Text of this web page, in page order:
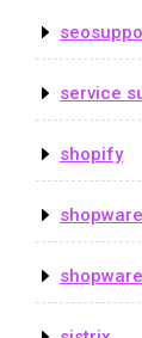
service
shopify
shopware